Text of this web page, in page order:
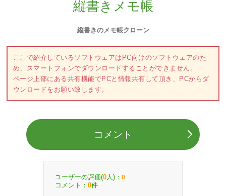
縦書きメモ帳
縦書きのメモ帳クローン
ここで紹介しているソフトウェアはPC向けのソフトウェアのた
め、スマートフォンでダウンロードすることができません。
ページ上部にある共有機能でPCと情報共有して頂き、PCからダ
ウンロードをお願い致します。
コメント
ユーザーの評価(0 人)： 0
コメント： 0件